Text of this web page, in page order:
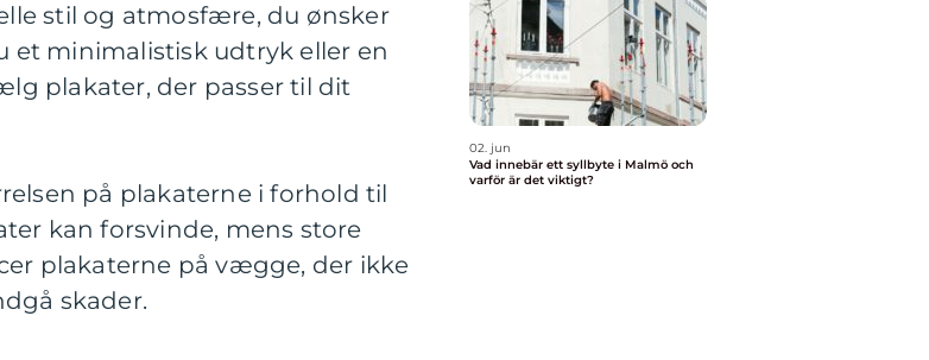
stil og atmosfære, du ønsker
et minimalistisk udtryk eller en
plakater, der passer til dit
på plakaterne i forhold til
kan forsvinde, mens store
plakaterne på vægge, der ikke
skader.
02. jun
Vad innebär ett syllbyte i Malmö och
varför är det viktigt?